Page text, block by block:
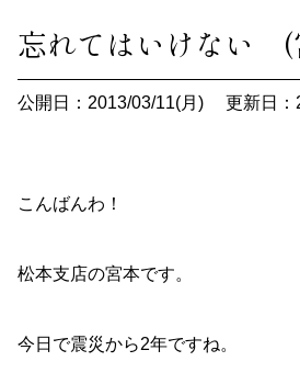
忘れてはいけない (
公開日：2013/03/11(月) 更新日：
こんばんわ！
松本支店の宮本です。
今日で震災から2年ですね。